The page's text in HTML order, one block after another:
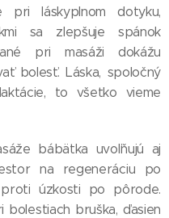
pri láskyplnom dotyku,
sa zlepšuje spánok
pri masáži dokážu
bolesť. Láska, spoločný
to všetko vieme
bábätka uvoľňujú aj
na regeneráciu po
úzkosti po pôrode.
bruška, ďasien